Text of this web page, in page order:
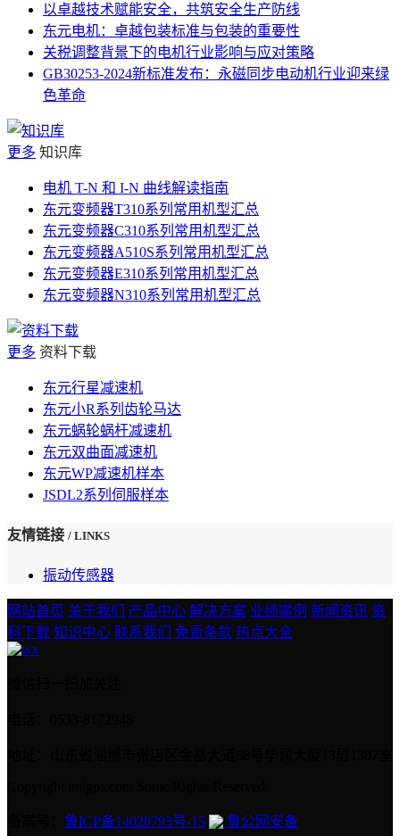
以卓越技术赋能安全，共筑安全生产防线
东元电机：卓越包装标准与包装的重要性
关税调整背景下的电机行业影响与应对策略
GB30253-2024新标准发布：永磁同步电动机行业迎来绿
色革命
更多 知识库
电机 T-N 和 I-N 曲线解读指南
东元变频器T310系列常用机型汇总
东元变频器C310系列常用机型汇总
东元变频器A510S系列常用机型汇总
东元变频器E310系列常用机型汇总
东元变频器N310系列常用机型汇总
更多 资料下载
东元行星减速机
东元小R系列齿轮马达
东元蜗轮蜗杆减速机
东元双曲面减速机
东元WP减速机样本
JSDL2系列伺服样本
友情链接 / LINKS
振动传感器
网站首页 关于我们 产品中心 解决方案 业绩案例 新闻资讯 资
料下载 知识中心 联系我们 免责条款 热点大全
鲁ICP备14020793号-15 鲁公网安备